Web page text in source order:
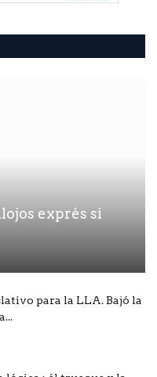
exprés si
para la LLA. Bajó la